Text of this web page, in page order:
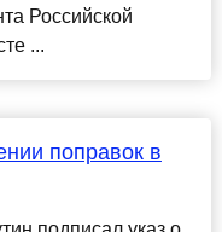
Российской
...
поправок в